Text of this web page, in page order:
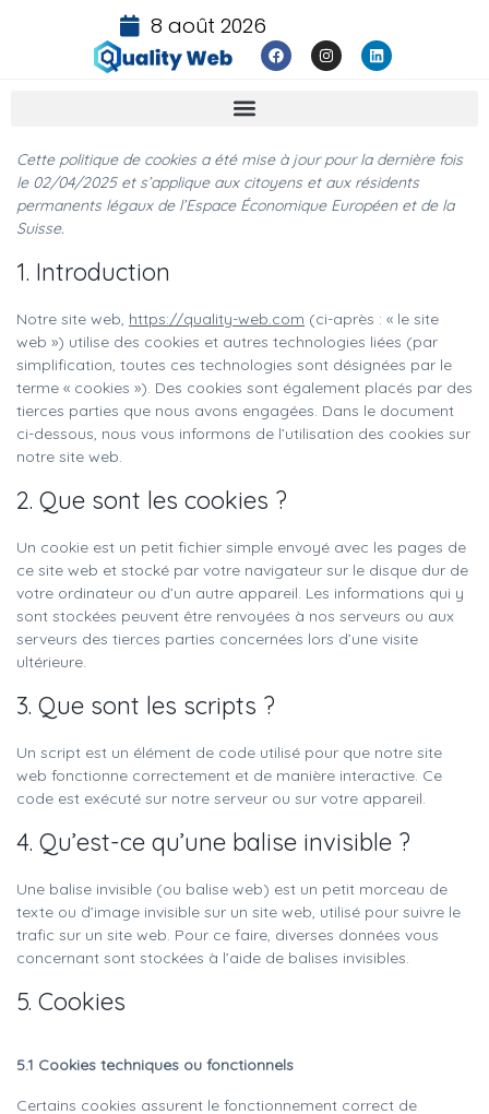
8 août 2026
Cette politique de cookies a été mise à jour pour la dernière fois
le 02/04/2025 et s’applique aux citoyens et aux résidents
permanents légaux de l’Espace Économique Européen et de la
Suisse.
1. Introduction
Notre site web, https://quality-web.com (ci-après : « le site
web ») utilise des cookies et autres technologies liées (par
simplification, toutes ces technologies sont désignées par le
terme « cookies »). Des cookies sont également placés par des
tierces parties que nous avons engagées. Dans le document
ci-dessous, nous vous informons de l’utilisation des cookies sur
notre site web.
2. Que sont les cookies ?
Un cookie est un petit fichier simple envoyé avec les pages de
ce site web et stocké par votre navigateur sur le disque dur de
votre ordinateur ou d’un autre appareil. Les informations qui y
sont stockées peuvent être renvoyées à nos serveurs ou aux
serveurs des tierces parties concernées lors d’une visite
ultérieure.
3. Que sont les scripts ?
Un script est un élément de code utilisé pour que notre site
web fonctionne correctement et de manière interactive. Ce
code est exécuté sur notre serveur ou sur votre appareil.
4. Qu’est-ce qu’une balise invisible ?
Une balise invisible (ou balise web) est un petit morceau de
texte ou d’image invisible sur un site web, utilisé pour suivre le
trafic sur un site web. Pour ce faire, diverses données vous
concernant sont stockées à l’aide de balises invisibles.
5. Cookies
5.1 Cookies techniques ou fonctionnels
Certains cookies assurent le fonctionnement correct de